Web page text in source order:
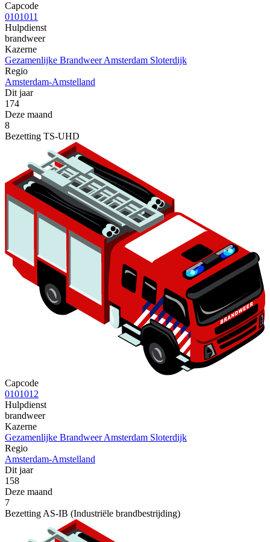
Capcode
0101011
Hulpdienst
brandweer
Kazerne
Gezamenlijke Brandweer Amsterdam Sloterdijk
Regio
Amsterdam-Amstelland
Dit jaar
174
Deze maand
8
Bezetting TS-UHD
Capcode
0101012
Hulpdienst
brandweer
Kazerne
Gezamenlijke Brandweer Amsterdam Sloterdijk
Regio
Amsterdam-Amstelland
Dit jaar
158
Deze maand
7
Bezetting AS-IB (Industriële brandbestrijding)